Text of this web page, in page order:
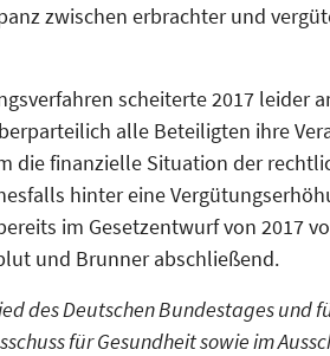
zwischen erbrachter und
scheiterte 2017 leider
alle Beteiligten ihre
die finanzielle Situation der
hinter eine
im Gesetzentwurf von 2017
und Brunner abschließend.
des Deutschen Bundestages und
für Gesundheit sowie im